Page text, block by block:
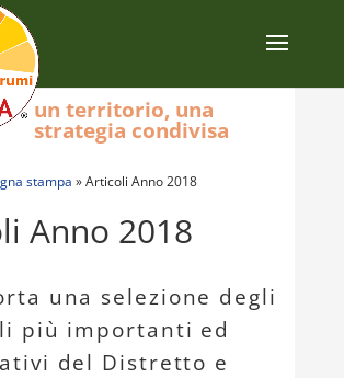
stampa »Articoli Anno 2018
Anno 2018
una selezione degli
più importanti ed
del Distretto e
un territorio, una
strategia condivisa